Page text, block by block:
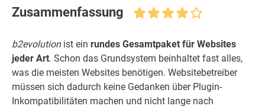
Zusammenfassung
b2evolutionist ein rundes Gesamtpaket für Websites
jeder Art. Schon das Grundsystem beinhaltet fast alles,
was die meisten Websites benötigen. Websitebetreiber
müssen sich dadurch keine Gedanken über Plugin-
Inkompatibilitäten machen und nicht lange nach